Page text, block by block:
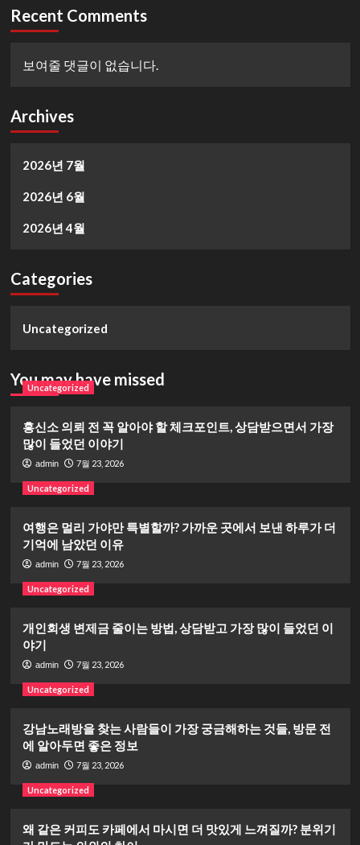
Recent Comments
보여줄 댓글이 없습니다.
Archives
2026년 7월
2026년 6월
2026년 4월
Categories
Uncategorized
You may have missed
Uncategorized
흥신소 의뢰 전 꼭 알아야 할 체크포인트, 상담받으면서 가장
많이 들었던 이야기
admin 7월 23, 2026
Uncategorized
여행은 멀리 가야만 특별할까? 가까운 곳에서 보낸 하루가 더
기억에 남았던 이유
admin 7월 23, 2026
Uncategorized
개인회생 변제금 줄이는 방법, 상담받고 가장 많이 들었던 이
야기
admin 7월 23, 2026
Uncategorized
강남노래방을 찾는 사람들이 가장 궁금해하는 것들, 방문 전
에 알아두면 좋은 정보
admin 7월 23, 2026
Uncategorized
왜 같은 커피도 카페에서 마시면 더 맛있게 느껴질까? 분위기